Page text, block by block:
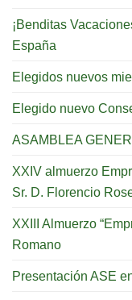
¡Benditas
España
Elegidos nuevos
Elegido nuevo
ASAMBLEA
XXIV almuerzo
Sr. D. Florencio
XXIII Almuerzo
Romano
Presentación ASE